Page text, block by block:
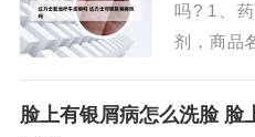
现...
吗? 1、
剂，商品
音为
脸上有银屑病怎么洗脸 脸